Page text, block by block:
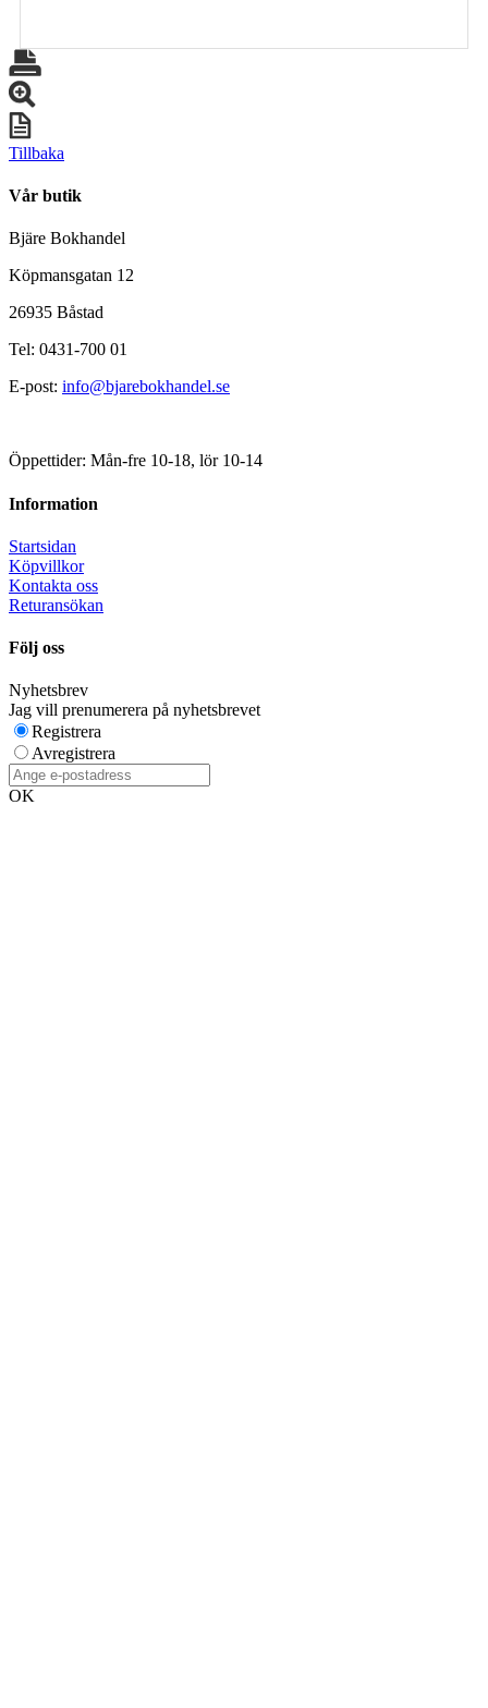
Tillbaka
Vår butik
Bjäre Bokhandel
Köpmansgatan 12
26935 Båstad
Tel: 0431-700 01
E-post: info@bjarebokhandel.se
Öppettider: Mån-fre 10-18, lör 10-14
Information
Startsidan
Köpvillkor
Kontakta oss
Returansökan
Följ oss
Nyhetsbrev
Jag vill prenumerera på nyhetsbrevet
Registrera
Avregistrera
OK